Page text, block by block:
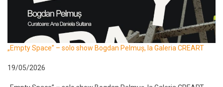
„Empty Space” – solo show Bogdan Pelmuș, la Galeria CREART
19/05/2026